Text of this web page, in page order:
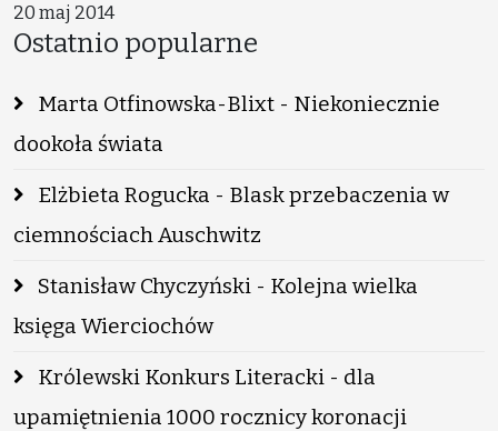
20 maj 2014
Ostatnio popularne
Marta Otfinowska-Blixt - Niekoniecznie
dookoła świata
Elżbieta Rogucka - Blask przebaczenia w
ciemnościach Auschwitz
Stanisław Chyczyński - Kolejna wielka
księga Wierciochów
Królewski Konkurs Literacki - dla
upamiętnienia 1000 rocznicy koronacji